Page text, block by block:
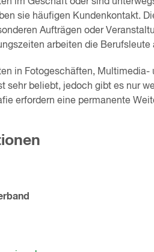
sie häufigen Kundenkontakt.
Aufträgen oder
arbeiten die Berufsleute
in Fotogeschäften, Multimedia-
sehr beliebt, jedoch gibt es nur
erfordern eine permanente